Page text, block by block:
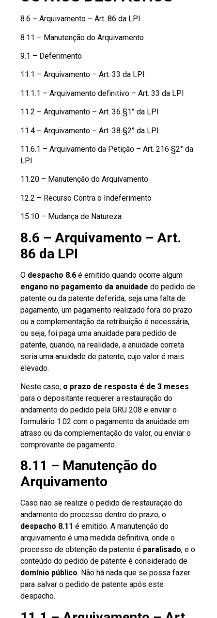
8.6 – Arquivamento – Art. 86 da LPI
8.11 – Manutenção do Arquivamento
9.1 – Deferimento
11.1 – Arquivamento – Art. 33 da LPI
11.1.1 – Arquivamento definitivo – Art. 33 da LPI
11.2 – Arquivamento – Art. 36 §1° da LPI
11.4 – Arquivamento – Art. 38 §2° da LPI
11.6.1 – Arquivamento da Petição – Art. 216 §2° da
LPI
11.20 – Manutenção do Arquivamento
12.2 – Recurso Contra o Indeferimento
15.10 – Mudança de Natureza
8.6 – Arquivamento – Art.
86 da LPI
O despacho 8.6 é emitido quando ocorre algum
engano no pagamento da anuidade do pedido de
patente ou da patente deferida, seja uma falta de
pagamento, um pagamento realizado fora do prazo
ou a complementação da retribuição é necessária,
ou seja, foi paga uma anuidade para pedido de
patente, quando, na realidade, a anuidade correta
seria uma anuidade de patente, cujo valor é mais
elevado.
Neste caso, o prazo de resposta é de 3 meses
para o depositante requerer a restauração do
andamento do pedido pela GRU 208 e enviar o
formulário 1.02 com o pagamento da anuidade em
atraso ou da complementação do valor, ou enviar o
comprovante de pagamento.
8.11 – Manutenção do
Arquivamento
Caso não se realize o pedido de restauração do
andamento do processo dentro do prazo, o
despacho 8.11 é emitido. A manutenção do
arquivamento é uma medida definitiva, onde o
processo de obtenção da patente é paralisado, e o
conteúdo do pedido de patente é considerado de
domínio público. Não há nada que se possa fazer
para salvar o pedido de patente após este
despacho.